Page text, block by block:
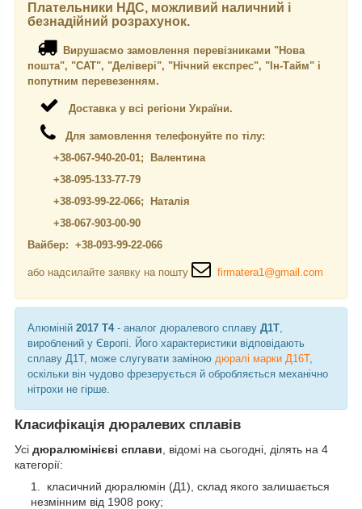
Плательники НДС, можливий наличний і
безнадійний розрахунок.
Вирушаємо замовлення перевізниками "Нова
пошта", "САТ", "Делівері", "Нічний експрес", "Ін-Тайм" і
попутним перевезенням.
Доставка у всі регіони України.
Для замовлення телефонуйте по тілу:
+38-067-940-20-01; Валентина
+38-095-133-77-79
+38-093-99-22-066; Наталія
+38-067-903-00-90
Вайбер: +38-093-99-22-066
або надсилайте заявку на пошту firmatera1@gmail.com
Алюміній 2017 Т4- аналог дюралевого сплаву Д1Т,
вироблений у Європі. Його характеристики відповідають
сплаву Д1Т, може слугувати заміною дюралі марки Д16Т,
оскільки він чудово фрезерується й обробляється механічно
нітрохи не гірше.
Класифікація дюралевих сплавів
Усі дюралюмінієві сплави , відомі на сьогодні, ділять на 4
категорії:
класичний дюралюмін (Д1), склад якого залишається
незмінним від 1908 року;